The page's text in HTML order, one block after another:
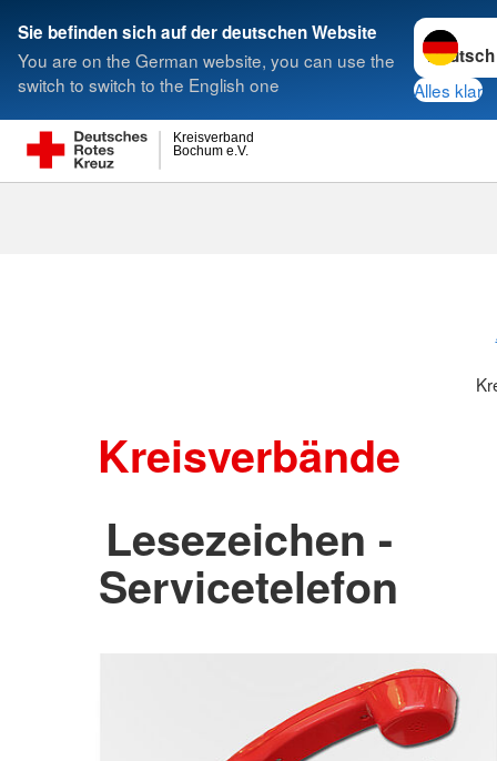
Sie befinden sich auf der deutschen Website
You are on the German website, you can use the
switch to switch to the English one
Sprache
Alles klar
Bochum e.V.
Kreisverband
Suche
Kreisverbände
Lesezeichen -
Servicetelefon